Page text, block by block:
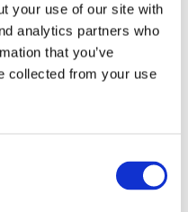
your use of our site with
analytics partners who
that you’ve
collected from your use